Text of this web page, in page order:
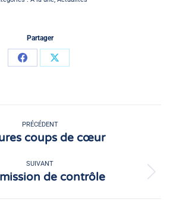
Partager
PartagerPartager
PRÉCÉDENT
Article
coups de cœur
SUIVANT
Article
de contrôle